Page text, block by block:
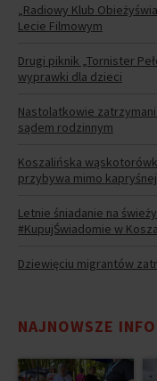
„Radiowy Klub
Lecie Filmowym
Drugi piknik „Tornister
wyprawki dla dzieci
Nastolatkowie
sądem rodzinnym
Koszalińska
przybywa mimo
Letnie śniadanie na
#KupujŚwiadomie w
Dziewięciu migrantów
NAJNOWSZE